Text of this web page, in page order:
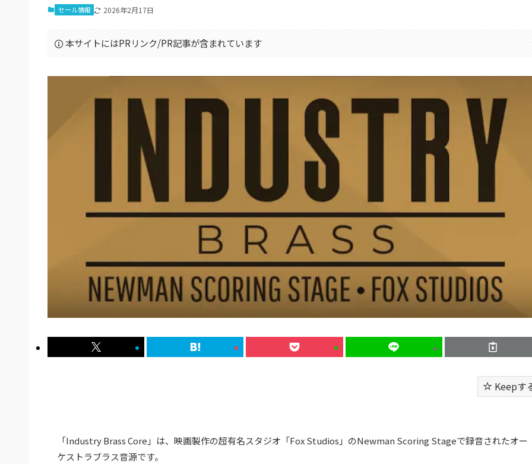
セール情報 2026年2月17日
本サイトにはPRリンク/PR記事が含まれています
Keepす
「Industry Brass Core」は、映画製作の超有名スタジオ「Fox Studios」のNewman Scoring Stageで録音されたオー
ケストラブラス音源です。